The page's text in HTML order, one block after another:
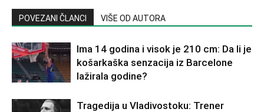
POVEZANI ČLANCI VIŠE OD AUTORA
Ima 14 godina i visok je 210 cm: Da li je
košarkaška senzacija iz Barcelone
lažirala godine?
Tragedija u Vladivostoku: Trener